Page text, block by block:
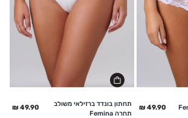
החל מ
תחתון בונדד ברזילאי משולב
תחרה Femina
החל מ